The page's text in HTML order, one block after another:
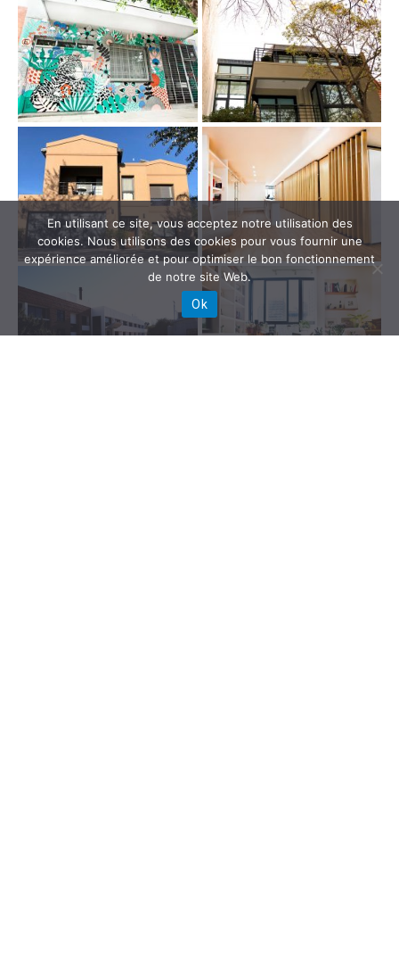
En utilisant ce site, vous acceptez notre utilisation des
cookies. Nous utilisons des cookies pour vous fournir une
expérience améliorée et pour optimiser le bon fonctionnement
de notre site Web.
Ok